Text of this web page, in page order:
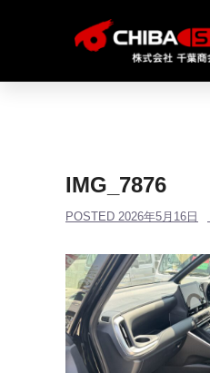
IMG_7876
POSTED 2026年5月16日